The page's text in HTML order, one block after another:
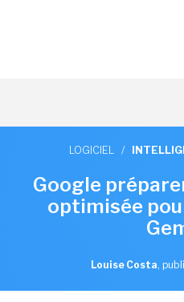
LOGICIEL /
Google
optimisée
Louise Costa,